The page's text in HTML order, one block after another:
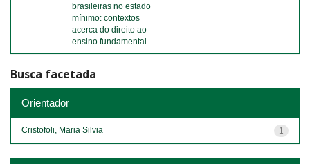
brasileiras no estado
mínimo: contextos
acerca do direito ao
ensino fundamental
Busca facetada
Orientador
1
Cristofoli, Maria Silvia